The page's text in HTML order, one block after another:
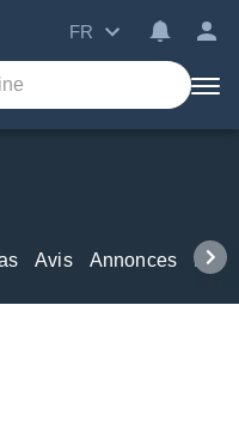
FR
Avis Annonces